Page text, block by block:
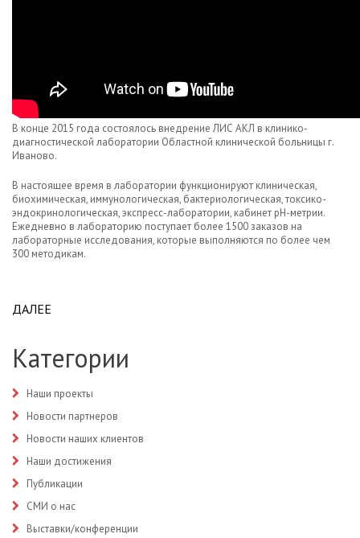
В конце 2015 года состоялось внедрение ЛИС АКЛ в клинико-
диагностической лаборатории Областной клинической больницы г.
Иваново.
В настоящее время в лаборатории функционируют клиническая,
биохимическая, иммунологическая, бактериологическая, токсико-
эндокринологическая, экспресс-лаборатории, кабинет рН-метрии.
Ежедневно в лабораторию поступает более 1500 заказов на
лабораторные исследования, которые выполняются по более чем
300 методикам.
ДАЛЕЕ
Категории
Наши проекты
Новости партнеров
Новости наших клиентов
Наши достижения
Публикации
СМИ о нас
Выставки/конференции